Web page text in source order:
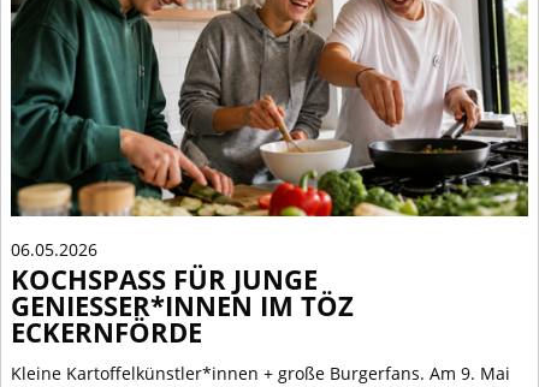
06.05.2026
KOCHSPASS FÜR JUNGE G
ENIESSER*INNEN IM TÖZ EC
KERNFÖRDE
Kleine Kartoffelkünstler*innen + große Burgerfans. Am 9. Mai